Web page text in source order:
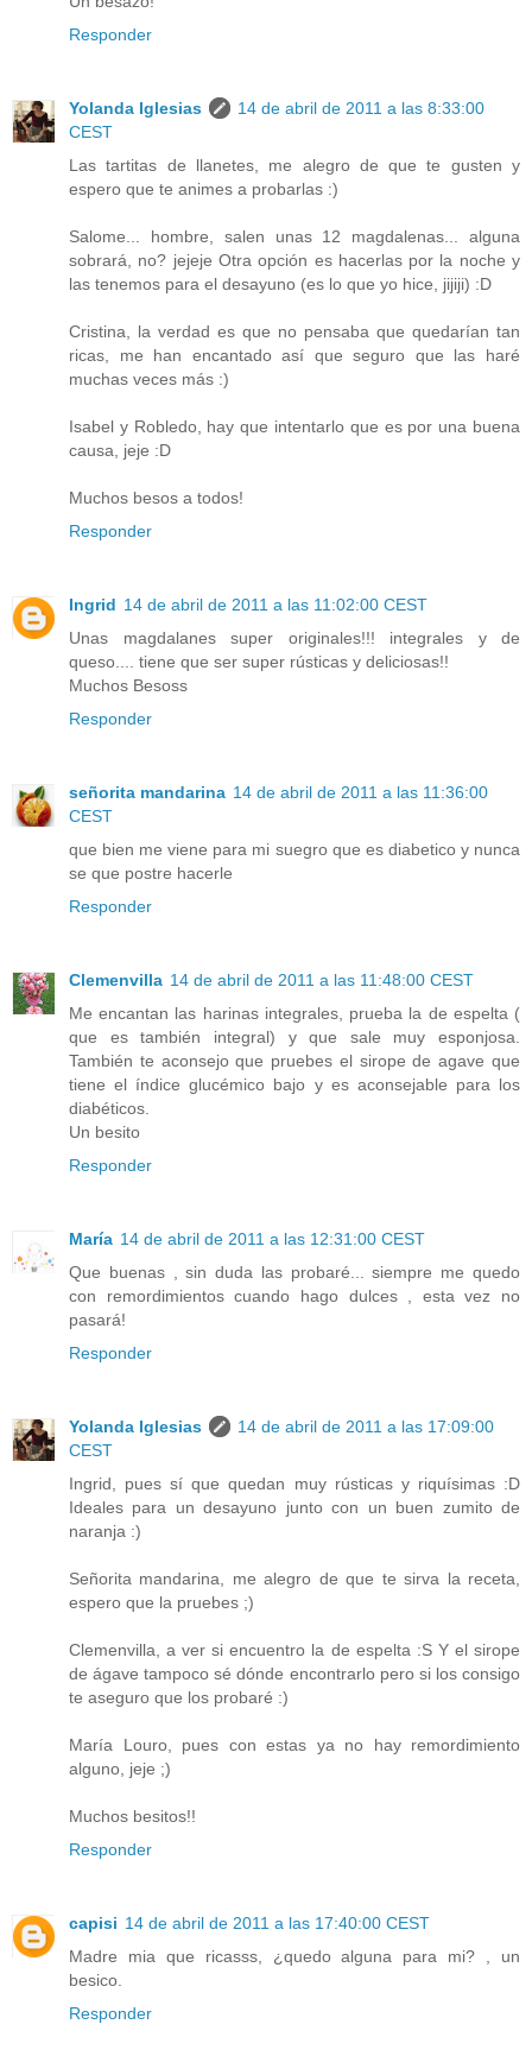
Responder
Yolanda Iglesias
14 de abril de 2011 a las 8:33:00
CEST
Las tartitas de llanetes, me alegro de que te gusten y
espero que te animes a probarlas :)
Salome... hombre, salen unas 12 magdalenas... alguna
sobrará, no? jejeje Otra opción es hacerlas por la noche y
las tenemos para el desayuno (es lo que yo hice, jijiji) :D
Cristina, la verdad es que no pensaba que quedarían tan
ricas, me han encantado así que seguro que las haré
muchas veces más :)
Isabel y Robledo, hay que intentarlo que es por una buena
causa, jeje :D
Muchos besos a todos!
Responder
Ingrid 14 de abril de 2011 a las 11:02:00 CEST
Unas magdalanes super originales!!! integrales y de
queso.... tiene que ser super rústicas y deliciosas!!
Muchos Besoss
Responder
señorita mandarina 14 de abril de 2011 a las 11:36:00
CEST
que bien me viene para mi suegro que es diabetico y nunca
se que postre hacerle
Responder
Clemenvilla 14 de abril de 2011 a las 11:48:00 CEST
Me encantan las harinas integrales, prueba la de espelta (
que es también integral) y que sale muy esponjosa.
También te aconsejo que pruebes el sirope de agave que
tiene el índice glucémico bajo y es aconsejable para los
diabéticos.
Un besito
Responder
María 14 de abril de 2011 a las 12:31:00 CEST
Que buenas , sin duda las probaré... siempre me quedo
con remordimientos cuando hago dulces , esta vez no
pasará!
Responder
Yolanda Iglesias
14 de abril de 2011 a las 17:09:00
CEST
Ingrid, pues sí que quedan muy rústicas y riquísimas :D
Ideales para un desayuno junto con un buen zumito de
naranja :)
Señorita mandarina, me alegro de que te sirva la receta,
espero que la pruebes ;)
Clemenvilla, a ver si encuentro la de espelta :S Y el sirope
de ágave tampoco sé dónde encontrarlo pero si los consigo
te aseguro que los probaré :)
María Louro, pues con estas ya no hay remordimiento
alguno, jeje ;)
Muchos besitos!!
Responder
capisi 14 de abril de 2011 a las 17:40:00 CEST
Madre mia que ricasss, ¿quedo alguna para mi? , un
besico.
Responder